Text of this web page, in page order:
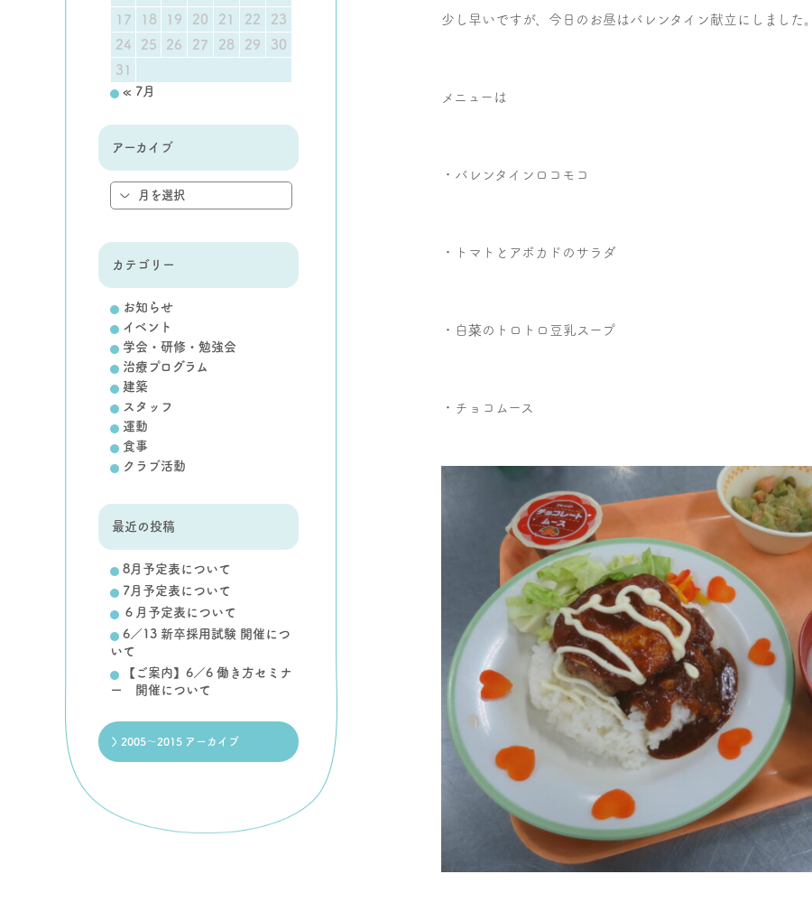
少し早いですが、今日のお昼はバレンタイン献立にしました。
メニューは
・バレンタインロコモコ
・トマトとアボカドのサラダ
・白菜のトロトロ豆乳スープ
・チョコムース
17
18 19 20 21 22
23
24
25 26 27 28 29
30
31
« 7月
アーカイブ
カテゴリー
お知らせ
イベント
学会・研修・勉強会
治療プログラム
建築
スタッフ
運動
食事
クラブ活動
最近の投稿
8月予定表について
7月予定表について
６月予定表について
6／13 新卒採用試験 開催につ
いて
【ご案内】6／6 働き方セミナ
ー 開催について
2005～2015 アーカイブ